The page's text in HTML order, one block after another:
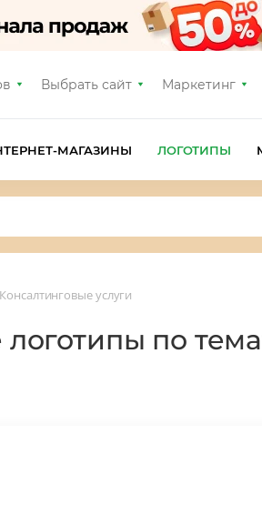
Выбрать сайт Маркетинг
МАГАЗИНЫ ЛОГОТИПЫ
Консалтинговые услуги
логотипы по